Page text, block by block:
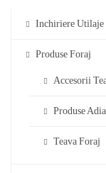
Inchiriere Utilaje
Produse Foraj
Accesorii
Produse
Teava Foraj